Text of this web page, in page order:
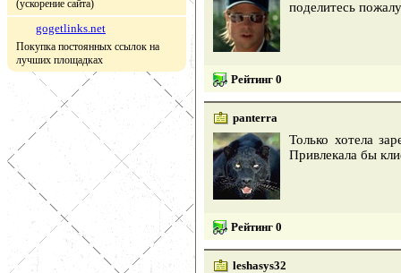
(ускорение сайта)
gogetlinks.net
Покупка постоянных ссылок на
лучших площадках
поделитесь
Рейтинг 0
panterra
Только хотела
Привлекала бы
Рейтинг 0
leshasys32